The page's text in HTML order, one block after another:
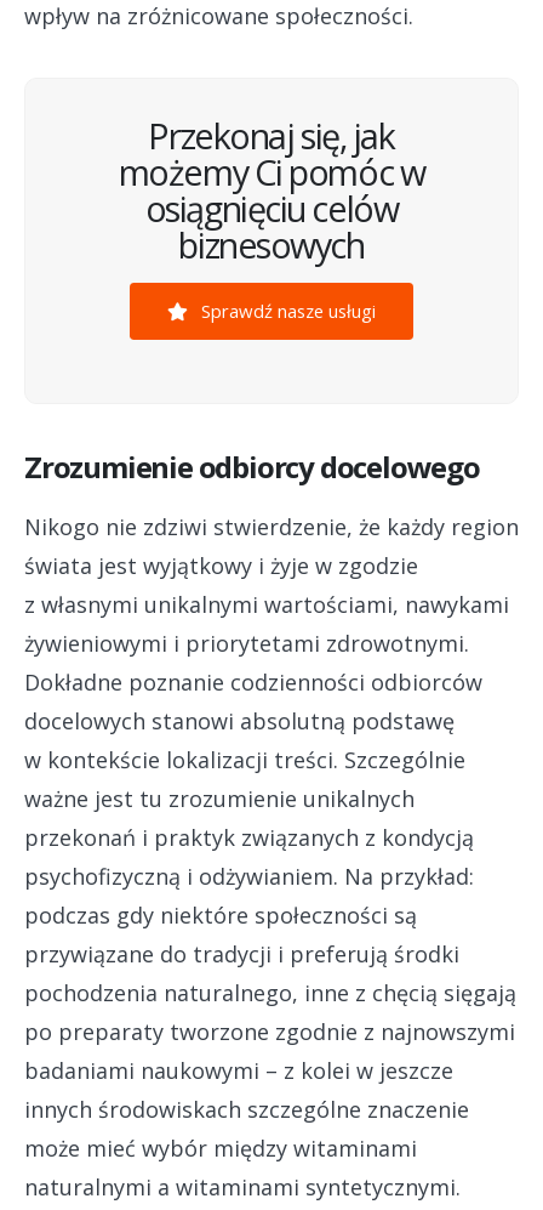
wpływ na zróżnicowane społeczności.
Przekonaj się, jak
możemy Ci pomóc w
osiągnięciu celów
biznesowych
Sprawdź nasze usługi
Zrozumienie odbiorcy docelowego
Nikogo nie zdziwi stwierdzenie, że każdy region
świata jest wyjątkowy i żyje w zgodzie
z własnymi unikalnymi wartościami, nawykami
żywieniowymi i priorytetami zdrowotnymi.
Dokładne poznanie codzienności odbiorców
docelowych stanowi absolutną podstawę
w kontekście lokalizacji treści. Szczególnie
ważne jest tu zrozumienie unikalnych
przekonań i praktyk związanych z kondycją
psychofizyczną i odżywianiem. Na przykład:
podczas gdy niektóre społeczności są
przywiązane do tradycji i preferują środki
pochodzenia naturalnego, inne z chęcią sięgają
po preparaty tworzone zgodnie z najnowszymi
badaniami naukowymi – z kolei w jeszcze
innych środowiskach szczególne znaczenie
może mieć wybór między witaminami
naturalnymi a witaminami syntetycznymi.